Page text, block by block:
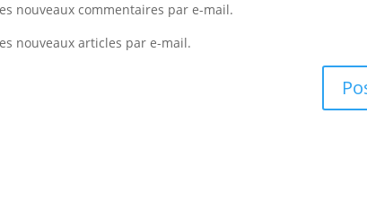
nouveaux commentaires par e-mail.
nouveaux articles par e-mail.